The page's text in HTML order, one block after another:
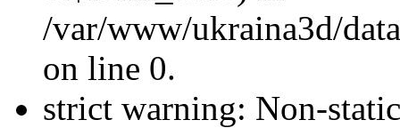
/var/www/ukraina3d/
on line 0.
strict warning: Non-